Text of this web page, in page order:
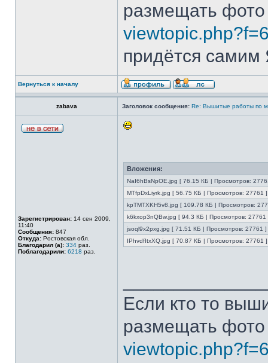
размещать фото
придётся самим
Вернуться к началу
zabava Заголовок сообщения: Re: Вышитые работы по
Зарегистрирован: 14 сен 2009,
11:40
Сообщения: 847
Откуда: Ростовская обл.
Благодарил (а): 334 раз.
Поблагодарили: 6218 раз.
Вложения:
NaI6hBsNpOE.jpg [ 76.15 КБ | Просмотров:
MTfpDxLiyrk.jpg [ 56.75 КБ | Просмотров: 27761 ]
kpTMTXKH5v8.jpg [ 109.78 КБ | Просмотров:
k6kxop3nQBw.jpg [ 94.3 КБ | Просмотров: 27761
jsoql9x2pxg.jpg [ 71.51 КБ | Просмотров: 27761 ]
IPhvdfItxXQ.jpg [ 70.87 КБ | Просмотров: 27761 ]
Если кто то
размещать фото